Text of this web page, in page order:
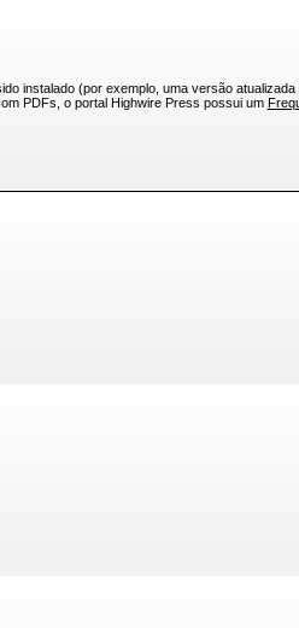
instalado (por exemplo, uma versão atualizada
PDFs, o portal Highwire Press possui um